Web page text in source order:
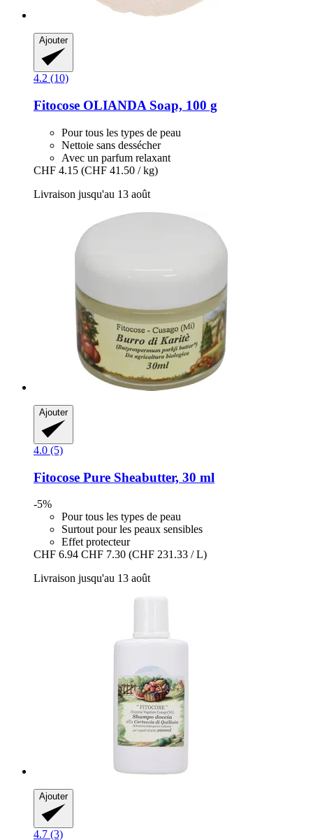
Ajouter
4.2 (10)
Fitocose OLIANDA Soap, 100 g
Pour tous les types de peau
Nettoie sans dessécher
Avec un parfum relaxant
CHF 4.15 (CHF 41.50 / kg)
Livraison jusqu'au 13 août
Ajouter
4.0 (5)
Fitocose Pure Sheabutter, 30 ml
-5%
Pour tous les types de peau
Surtout pour les peaux sensibles
Effet protecteur
CHF 6.94 CHF 7.30 (CHF 231.33 / L)
Livraison jusqu'au 13 août
Ajouter
4.7 (3)